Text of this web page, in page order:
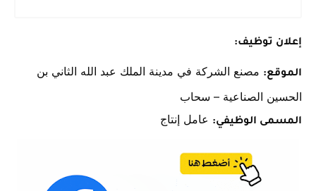
إعلان توظيف:
الموقع: مصنع الشركة في مدينة الملك عبد الله الثاني بن
الحسين الصناعية – سحاب
المسمى الوظيفي: عامل إنتاج